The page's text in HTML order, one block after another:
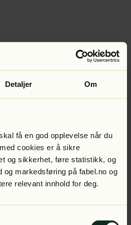
Detaljer Om
få en god opplevelse når du
cookies er å sikre
og sikkerhet, føre statistikk, og
og markedsføring på fabel.no og
relevant innhold for deg.